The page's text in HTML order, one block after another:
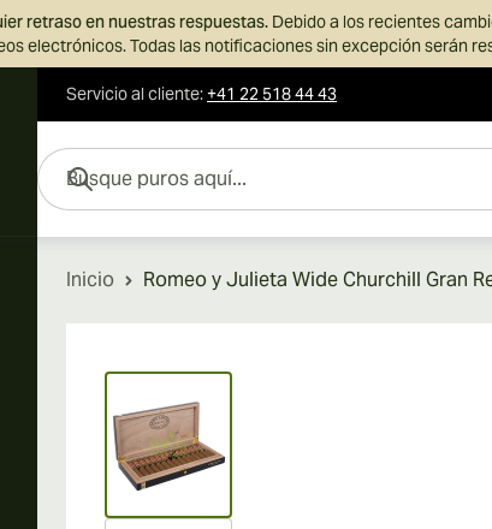
retraso en nuestras respuestas. Debido a los recientes
electrónicos. Todas las notificaciones sin excepción serán
Servicio al cliente:+41 22 518 44 43
Busque puros aquí...
Inicio Romeo y Julieta Wide Churchill Gran
View larger image